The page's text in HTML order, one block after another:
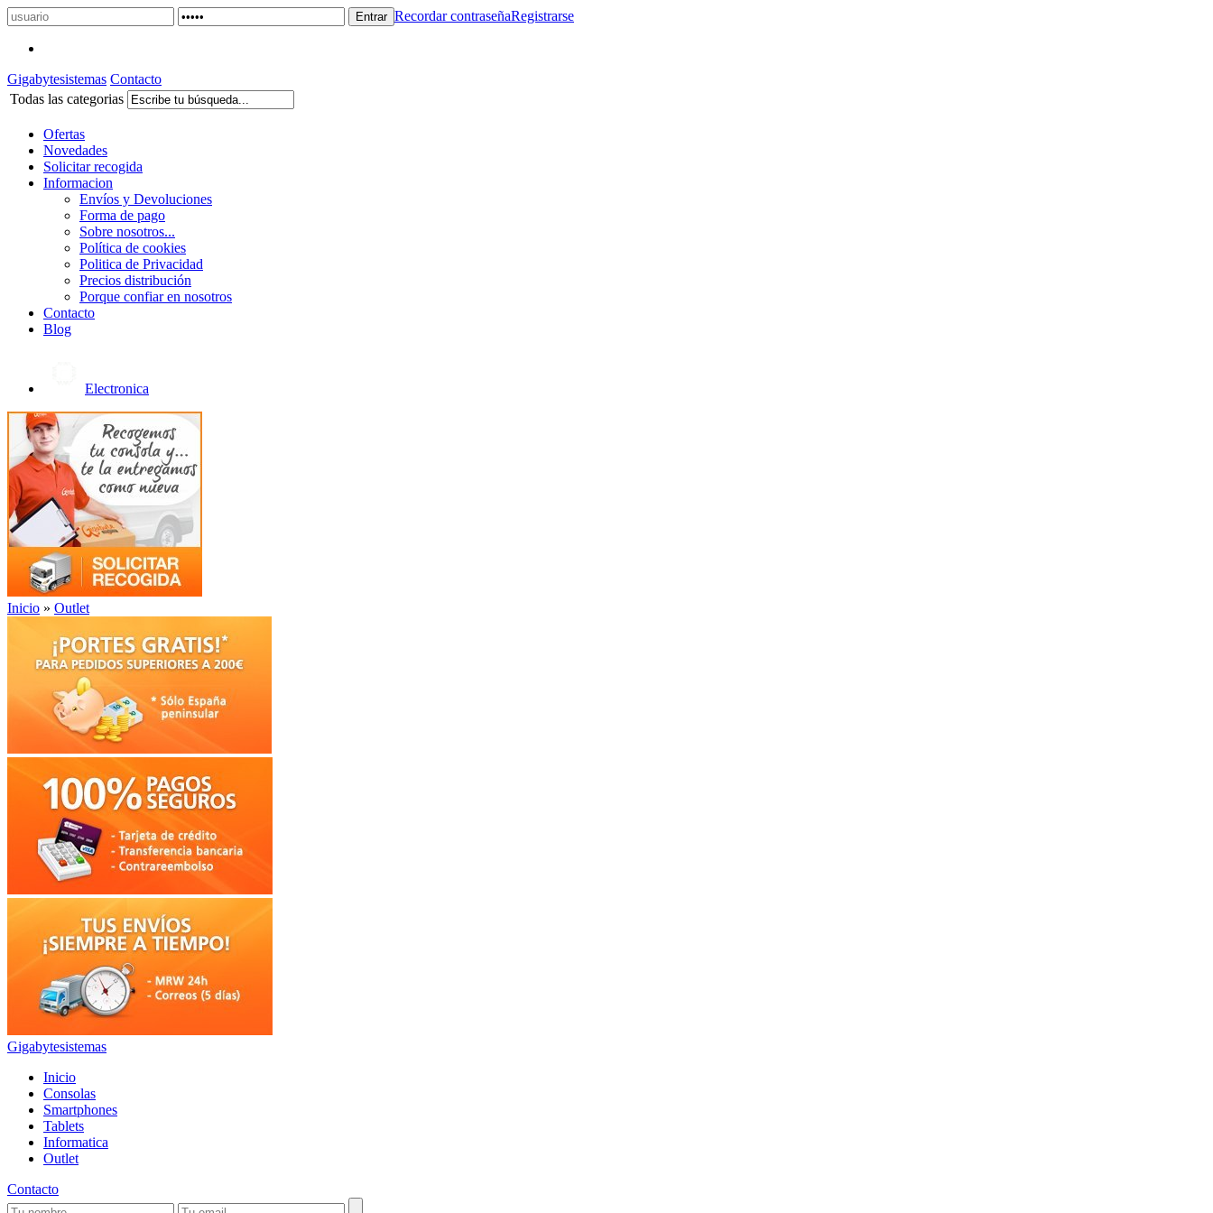
Recordar contraseñaRegistrarse
Gigabytesistemas Contacto
Todas las categorias
Ofertas
Novedades
Solicitar recogida
Informacion
Envíos y Devoluciones
Forma de pago
Sobre nosotros...
Política de cookies
Politica de Privacidad
Precios distribución
Porque confiar en nosotros
Contacto
Blog
Electronica
Inicio » Outlet
Gigabytesistemas
Inicio
Consolas
Smartphones
Tablets
Informatica
Outlet
Contacto